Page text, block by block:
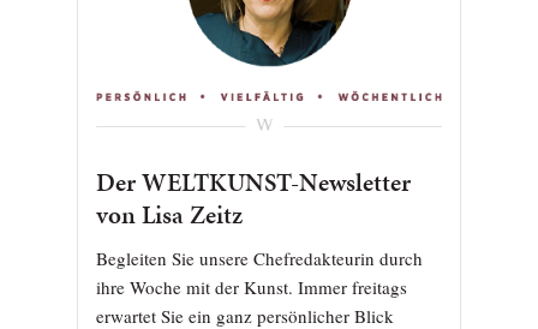
Der WELTKUNST-Newsletter
von Lisa Zeitz
Begleiten Sie unsere Chefredakteurin durch
ihre Woche mit der Kunst. Immer freitags
erwartet Sie ein ganz persönlicher Blick